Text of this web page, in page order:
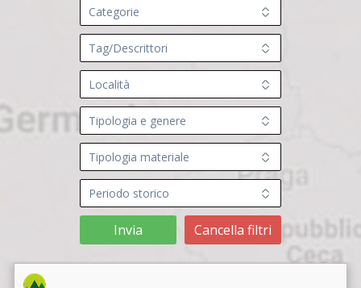
Invia Cancella filtri